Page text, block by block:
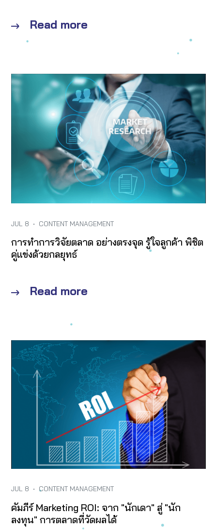
Read more
JUL 8 • CONTENT MANAGEMENT
การทำการวิจัยตลาด อย่างตรงจุด รู้ใจลูกค้า พิชิต
คู่แข่งด้วยกลยุทธ์
Read more
JUL 8 • CONTENT MANAGEMENT
คัมภีร์ Marketing ROI: จาก "นักเดา" สู่ "นัก
ลงทุน" การตลาดที่วัดผลได้